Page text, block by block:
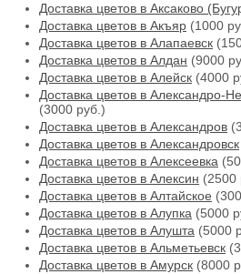
Доставка цветов в Аксаково
Доставка цветов в Акъяр (1000
Доставка цветов в Алапаевск
Доставка цветов в Алдан (9000
Доставка цветов в Алейск (4000
Доставка цветов в Александро-
(3000 руб.)
Доставка цветов в Александров
Доставка цветов в Александровск
Доставка цветов в Алексеевка
Доставка цветов в Алексин (2500
Доставка цветов в Алтайское
Доставка цветов в Алупка (5000
Доставка цветов в Алушта (5000
Доставка цветов в Альметьевск
Доставка цветов в Амурск (8000